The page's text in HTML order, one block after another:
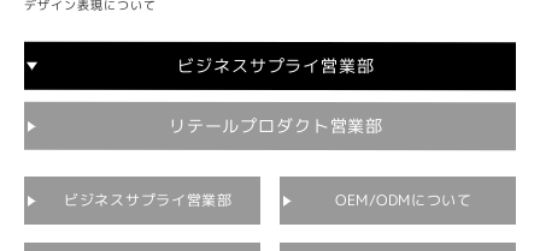
デザイン表現について
ビジネスサプライ営業部
リテールプロダクト営業部
ビジネスサプライ営業部 OEM/ODMについて